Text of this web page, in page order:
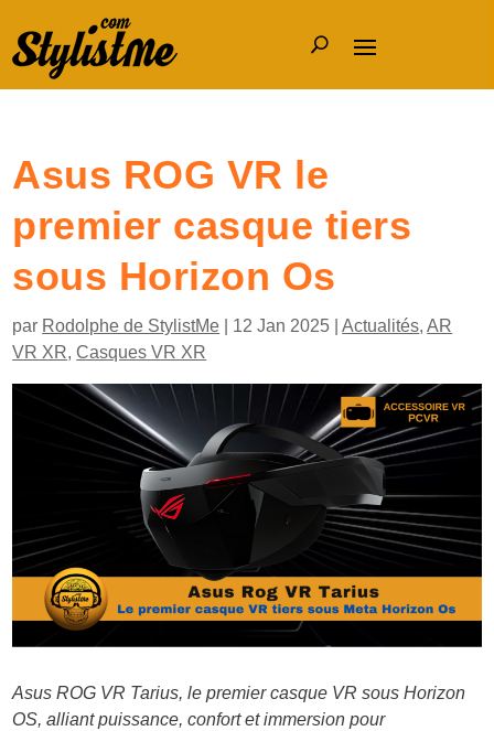
Asus ROG VR le
premier casque tiers
sous Horizon Os
par Rodolphe de StylistMe 12 Jan 2025 |Actualités,AR
VR XR,Casques VR XR
Asus ROG VR Tarius, le premier casque VR sous Horizon
OS, alliant puissance, confort et immersion pour